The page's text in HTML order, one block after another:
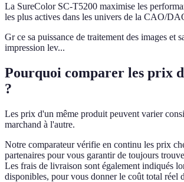
La SureColor SC-T5200 maximise les
les plus actives dans les univers de la CAO/
Gr ce sa puissance de traitement des images et
impression lev...
Pourquoi comparer les prix
?
Les prix d'un même produit peuvent varier
marchand à l'autre.
Notre comparateur vérifie en continu les prix
partenaires pour vous garantir de toujours
Les frais de livraison sont également indiqués
disponibles, pour vous donner le coût total réel